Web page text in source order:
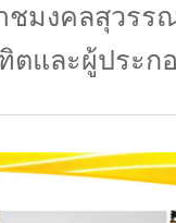
ชมงคลสุวรร
และผู้ประกอ